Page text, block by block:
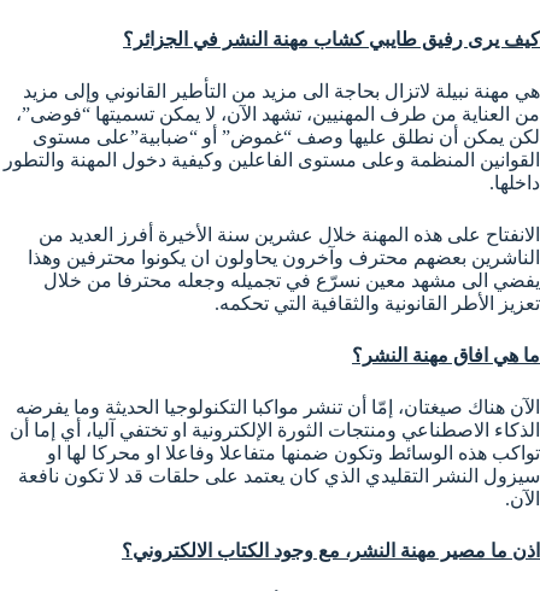
كيف يرى رفيق طايبي كشاب مهنة النشر في الجزائر؟
هي مهنة نبيلة لاتزال بحاجة الى مزيد من التأطير القانوني وإلى مزيد
من العناية من طرف المهنيين، تشهد الآن، لا يمكن تسميتها “فوضى”،
لكن يمكن أن نطلق عليها وصف “غموض” أو “ضبابية”على مستوى
القوانين المنظمة وعلى مستوى الفاعلين وكيفية دخول المهنة والتطور
داخلها.
الانفتاح على هذه المهنة خلال عشرين سنة الأخيرة أفرز العديد من
الناشرين بعضهم محترف وآخرون يحاولون ان يكونوا محترفين وهذا
يفضي الى مشهد معين نسرّع في تجميله وجعله محترفا من خلال
تعزيز الأطر القانونية والثقافية التي تحكمه.
ما هي افاق مهنة النشر؟
الآن هناك صيغتان، إمّا أن تنشر مواكبا التكنولوجيا الحديثة وما يفرضه
الذكاء الاصطناعي ومنتجات الثورة الإلكترونية او تختفي آليا، أي إما أن
تواكب هذه الوسائط وتكون ضمنها متفاعلا وفاعلا او محركا لها او
سيزول النشر التقليدي الذي كان يعتمد على حلقات قد لا تكون نافعة
الآن.
اذن ما مصير مهنة النشر، مع وجود الكتاب الالكتروني؟